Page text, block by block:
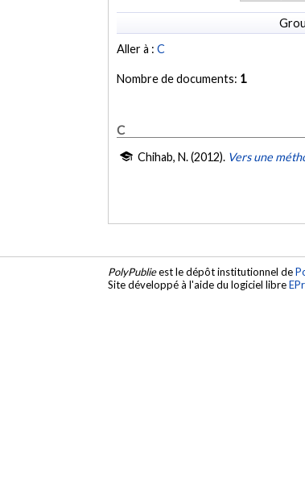
Aller à :C
Nombre de documents: 1
C
Chihab, N. (2012). Vers une
PolyPublieest le dépôt institutionnel de
Site développé à l'aide du logiciel libre